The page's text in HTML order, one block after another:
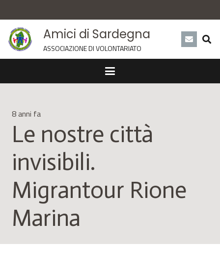
Amici di Sardegna
ASSOCIAZIONE DI VOLONTARIATO
8 anni fa
Le nostre città
invisibili.
Migrantour Rione
Marina